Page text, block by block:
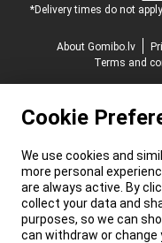
*Delivery times do not
About Gomibo.lv
Terms and
Cookie
We use cookies and
more personal
are always active. By
collect your data and
purposes, so we can
can withdraw or change